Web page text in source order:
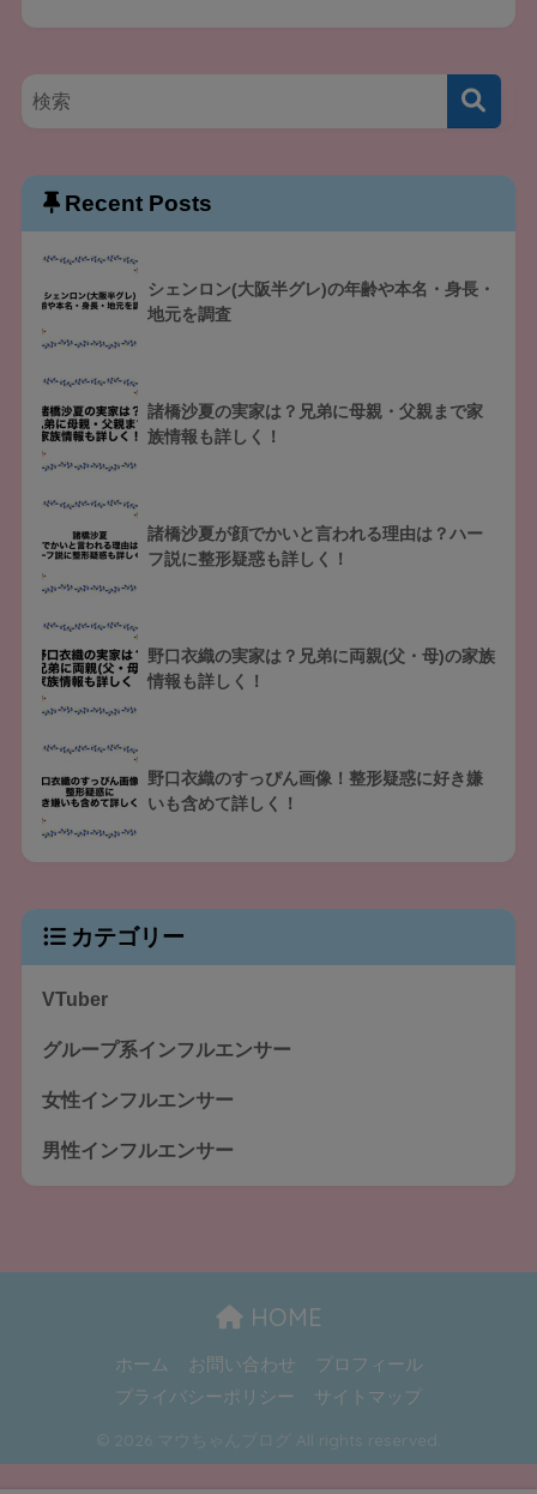
Recent Posts
シェンロン(大阪半グレ)の年齢や本名・身長・
地元を調査
諸橋沙夏の実家は？兄弟に母親・父親まで家
族情報も詳しく！
諸橋沙夏が顔でかいと言われる理由は？ハー
フ説に整形疑惑も詳しく！
野口衣織の実家は？兄弟に両親(父・母)の家族
情報も詳しく！
野口衣織のすっぴん画像！整形疑惑に好き嫌
いも含めて詳しく！
カテゴリー
VTuber
グループ系インフルエンサー
女性インフルエンサー
男性インフルエンサー
HOME
ホーム お問い合わせ
プロフィール
プライバシーポリシー
サイトマップ
© 2026 マウちゃんブログ All rights reserved.